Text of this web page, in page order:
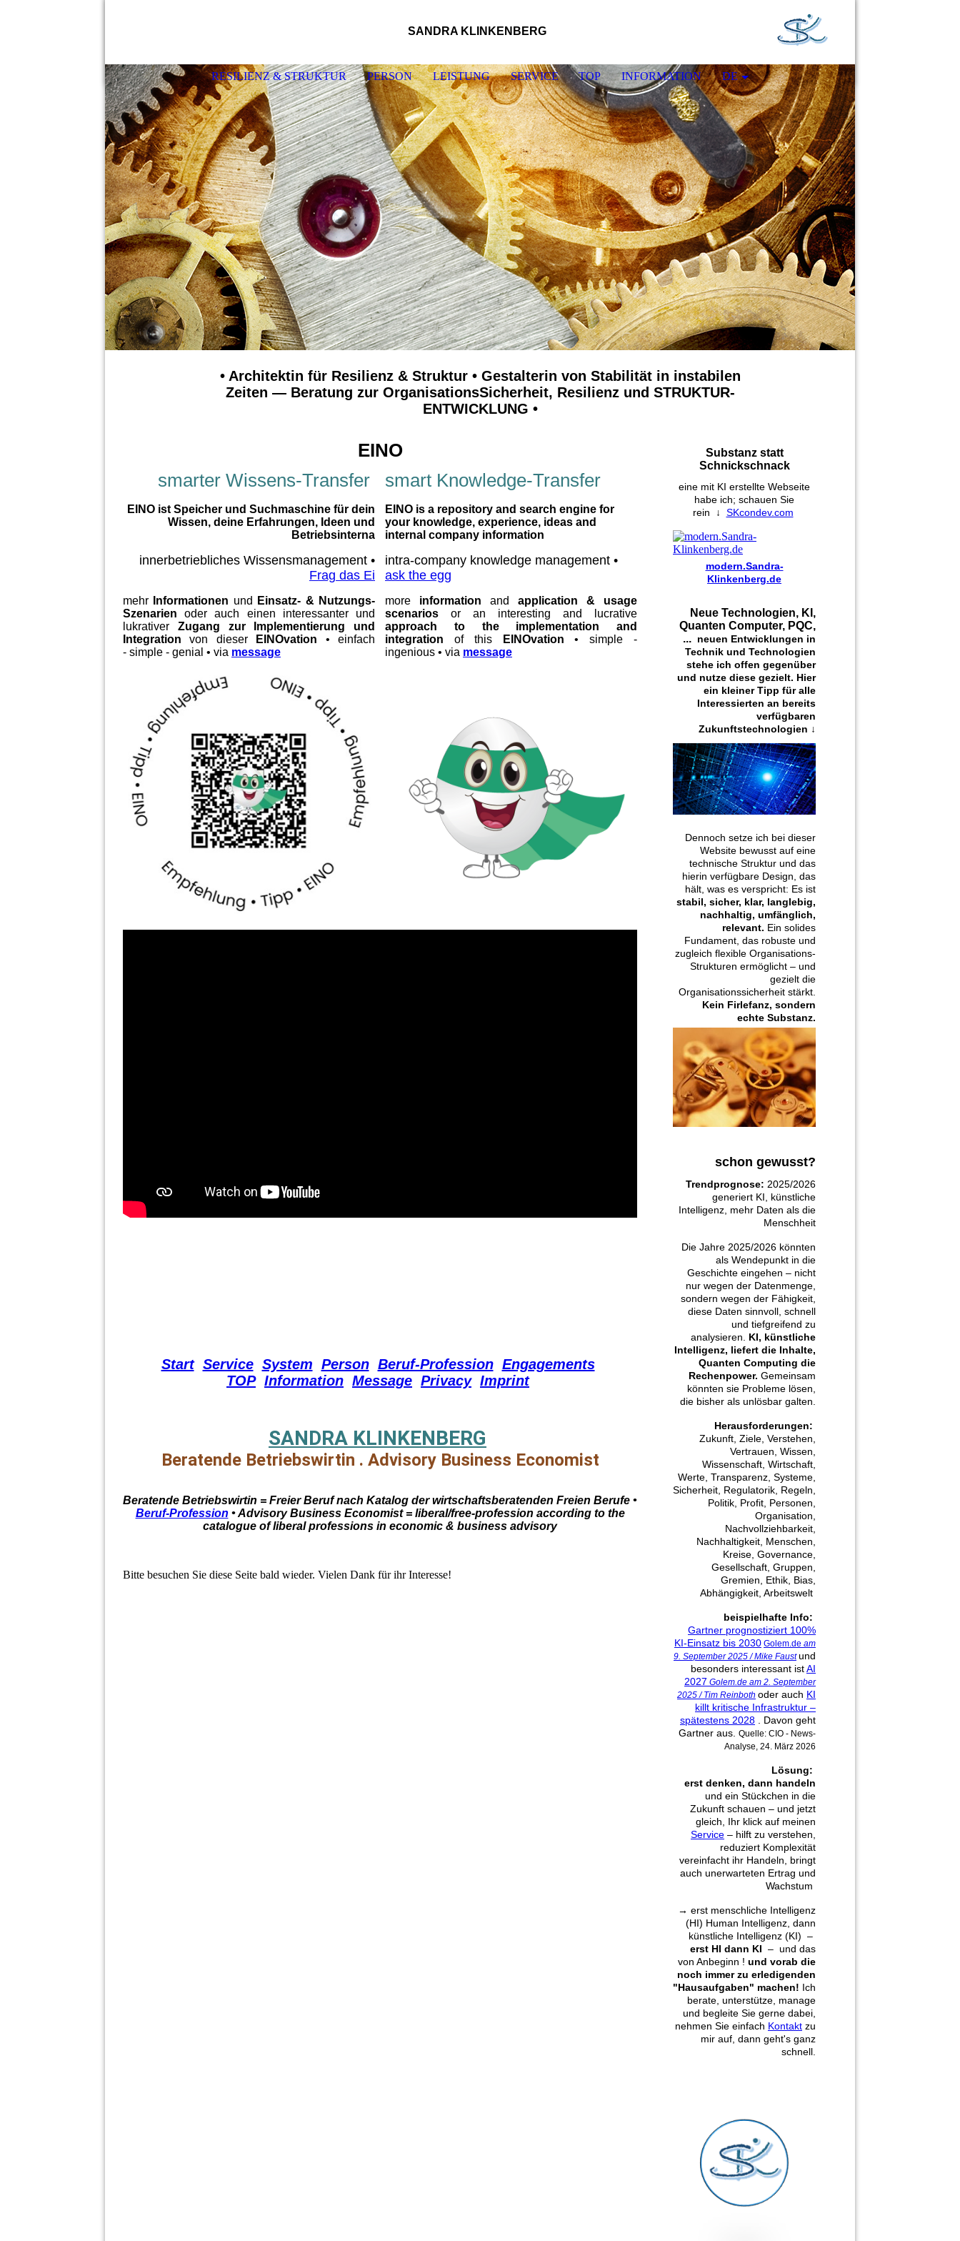
SANDRA KLINKENBERG
RESILIENZ & STRUKTUR PERSON LEISTUNG SERVICE TOP INFORMATION DE
• Architektin für Resilienz & Struktur • Gestalterin von Stabilität in instabilen
Zeiten — Beratung zur OrganisationsSicherheit, Resilienz und STRUKTUR-
ENTWICKLUNG •
EINO
smarter Wissens-Transfer
EINO ist Speicher und Suchmaschine für dein
Wissen, deine Erfahrungen, Ideen und
Betriebsinterna
innerbetriebliches Wissensmanagement •
Frag das Ei
mehr Informationen und
Einsatz- & Nutzungs-
Szenarien oder auch einen interessanter und
lukrativer Zugang zur Implementierung und
Integration von dieser EINOvation • einfach
- simple - genial • via message
smart Knowledge-Transfer
EINO is a repository and search engine for
your knowledge, experience, ideas and
internal company information
intra-company knowledge management •
ask the egg
more information and
application & usage
scenarios or an interesting and lucrative
approach to the implementation and
integration of this EINOvation • simple -
ingenious • via message
Start Service System Person Beruf-Profession Engagements
TOP Information Message Privacy Imprint
SANDRA KLINKENBERG
Beratende Betriebswirtin . Advisory Business Economist
Beratende Betriebswirtin = Freier Beruf nach Katalog der wirtschaftsberatenden Freien Berufe •
Beruf-Profession • Advisory Business Economist = liberal/free-profession according to the
catalogue of liberal professions in economic & business advisory
Bitte besuchen Sie diese Seite bald wieder. Vielen Dank für ihr Interesse!
Substanz statt
Schnickschnack
eine mit KI erstellte Webseite
habe ich; schauen Sie
rein
↓ SKcondev.com
modern.Sandra-
Klinkenberg.de
Neue Technologien, KI,
Quanten Computer, PQC,
... neuen Entwicklungen in
Technik und Technologien
stehe ich offen gegenüber
und nutze diese gezielt. Hier
ein kleiner Tipp für alle
Interessierten an bereits
verfügbaren
Zukunftstechnologien ↓
Dennoch setze ich bei dieser
Website bewusst auf eine
technische Struktur und das
hierin verfügbare Design, das
hält, was es verspricht: Es ist
stabil, sicher, klar, langlebig,
nachhaltig, umfänglich,
relevant. Ein solides
Fundament, das robuste und
zugleich flexible Organisations-
Strukturen ermöglicht – und
gezielt die
Organisationssicherheit stärkt.
Kein Firlefanz, sondern
echte Substanz.
schon gewusst?
Trendprognose: 2025/2026
generiert KI, künstliche
Intelligenz, mehr Daten als die
Menschheit
Die Jahre 2025/2026 könnten
als Wendepunkt in die
Geschichte eingehen – nicht
nur wegen der Datenmenge,
sondern wegen der Fähigkeit,
diese Daten sinnvoll, schnell
und tiefgreifend zu
analysieren. KI, künstliche
Intelligenz, liefert die Inhalte,
Quanten Computing die
Rechenpower. Gemeinsam
könnten sie Probleme lösen,
die bisher als unlösbar galten.
Herausforderungen:
Zukunft, Ziele, Verstehen,
Vertrauen, Wissen,
Wissenschaft, Wirtschaft,
Werte, Transparenz, Systeme,
Sicherheit, Regulatorik, Regeln,
Politik, Profit, Personen,
Organisation,
Nachvollziehbarkeit,
Nachhaltigkeit, Menschen,
Kreise, Governance,
Gesellschaft, Gruppen,
Gremien, Ethik, Bias,
Abhängigkeit, Arbeitswelt
beispielhafte Info:
Gartner prognostiziert 100%
KI-Einsatz bis 2030 Golem.de am
9. September 2025 / Mike Faust und
besonders interessant istAI
2027 Golem.de am 2. September
2025 / Tim Reinboth oder auch KI
killt kritische Infrastruktur –
spätestens 2028 . Davon geht
Gartner aus. Quelle: CIO - News-
Analyse, 24. März 2026
Lösung:
erst denken, dann handeln
und ein Stückchen in die
Zukunft schauen ‒ und jetzt
gleich, Ihr klick auf meinen
Service ‒ hilft zu verstehen,
reduziert Komplexität
vereinfacht ihr Handeln, bringt
auch unerwarteten Ertrag und
Wachstum
→ erst menschliche Intelligenz
(HI) Human Intelligenz, dann
künstliche Intelligenz (KI) –
erst HI dann KI – und das
von Anbeginn ! und vorab die
noch immer zu erledigenden
"Hausaufgaben" machen! Ich
berate, unterstütze, manage
und begleite Sie gerne dabei,
nehmen Sie einfach Kontakt zu
mir auf, dann geht's ganz
schnell.